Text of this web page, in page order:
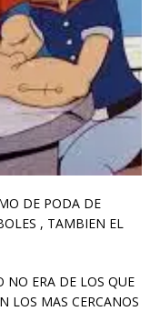
DE PODA DE
, TAMBIEN EL
NO ERA DE LOS QUE
LOS MAS CERCANOS